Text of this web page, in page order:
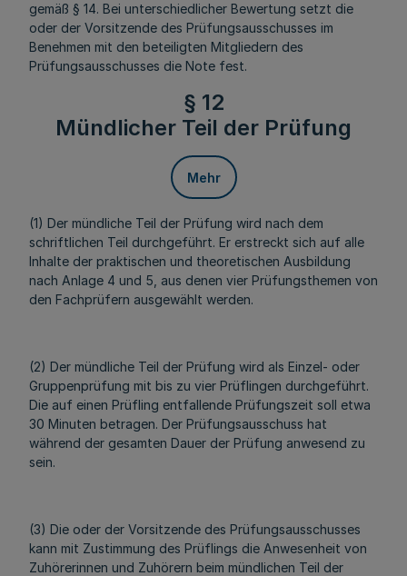
gemäß § 14. Bei unterschiedlicher Bewertung setzt die
oder der Vorsitzende des Prüfungsausschusses im
Benehmen mit den beteiligten Mitgliedern des
Prüfungsausschusses die Note fest.
§ 12
Mündlicher Teil der Prüfung
Mehr
(1) Der mündliche Teil der Prüfung wird nach dem
schriftlichen Teil durchgeführt. Er erstreckt sich auf alle
Inhalte der praktischen und theoretischen Ausbildung
nach Anlage 4 und 5, aus denen vier Prüfungsthemen von
den Fachprüfern ausgewählt werden.
(2) Der mündliche Teil der Prüfung wird als Einzel- oder
Gruppenprüfung mit bis zu vier Prüflingen durchgeführt.
Die auf einen Prüfling entfallende Prüfungszeit soll etwa
30 Minuten betragen. Der Prüfungsausschuss hat
während der gesamten Dauer der Prüfung anwesend zu
sein.
(3) Die oder der Vorsitzende des Prüfungsausschusses
kann mit Zustimmung des Prüflings die Anwesenheit von
Zuhörerinnen und Zuhörern beim mündlichen Teil der